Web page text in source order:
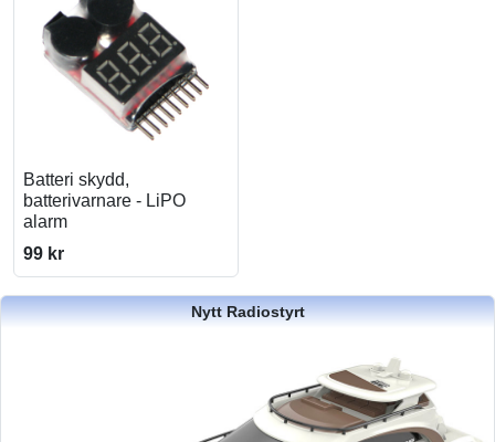
Batteri skydd,
batterivarnare - LiPO
alarm
99 kr
Nytt Radiostyrt